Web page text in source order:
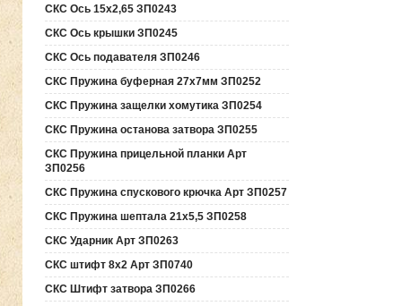
СКС Ось 15х2,65 ЗП0243
СКС Ось крышки ЗП0245
СКС Ось подавателя ЗП0246
СКС Пружина буферная 27х7мм ЗП0252
СКС Пружина защелки хомутика ЗП0254
СКС Пружина останова затвора ЗП0255
СКС Пружина прицельной планки Арт
ЗП0256
СКС Пружина спускового крючка Арт ЗП0257
СКС Пружина шептала 21х5,5 ЗП0258
СКС Ударник Арт ЗП0263
СКС штифт 8х2 Арт ЗП0740
СКС Штифт затвора ЗП0266